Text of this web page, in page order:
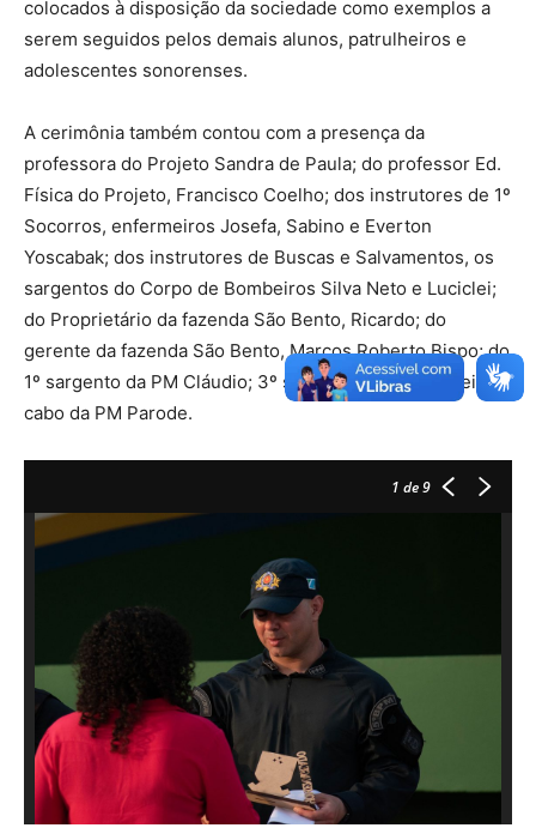
colocados à disposição da sociedade como exemplos a
serem seguidos pelos demais alunos, patrulheiros e
adolescentes sonorenses.
A cerimônia também contou com a presença da
professora do Projeto Sandra de Paula; do professor Ed.
Física do Projeto, Francisco Coelho; dos instrutores de 1º
Socorros, enfermeiros Josefa, Sabino e Everton
Yoscabak; dos instrutores de Buscas e Salvamentos, os
sargentos do Corpo de Bombeiros Silva Neto e Luciclei;
do Proprietário da fazenda São Bento, Ricardo; do
gerente da fazenda São Bento, Marcos Roberto Bispo; do
1º sargento da PM Cláudio; 3º sargento da PM Cabreira;
cabo da PM Parode.
1 de 9